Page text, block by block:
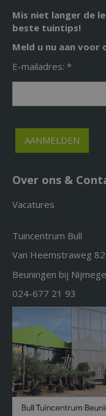
Mis niet langer de
beste tuintips!
Meld u nu aan voor
E-mailadres: *
Over ons &
Vacatures
Tuincentrum Bull
Van Heemstraweg 82
Beuningen bij
024-677 21 93